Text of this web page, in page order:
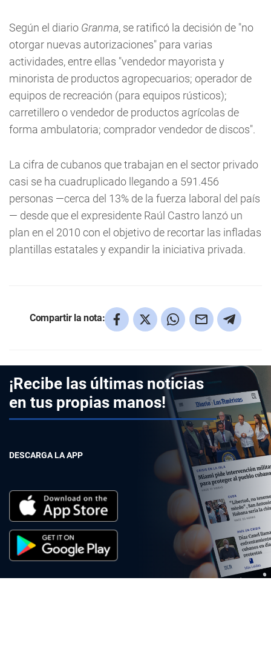
Según el diario Granma, se ratificó la decisión de "no
otorgar nuevas autorizaciones" para varias
actividades, entre ellas "vendedor mayorista y
minorista de productos agropecuarios; operador de
equipos de recreación (para equipos rústicos);
carretillero o vendedor de productos agrícolas de
forma ambulatoria; comprador vendedor de discos".
La cifra de cubanos que trabajan en el sector privado
casi se ha cuadruplicado llegando a 591.456
personas —cerca del 13% de la fuerza laboral del país
— desde que el expresidente Raúl Castro lanzó un
plan en el 2010 con el objetivo de recortar las infladas
plantillas estatales y expandir la iniciativa privada.
Compartir la nota:
¡Recibe las últimas noticias
en tus propias manos!
DESCARGA LA APP